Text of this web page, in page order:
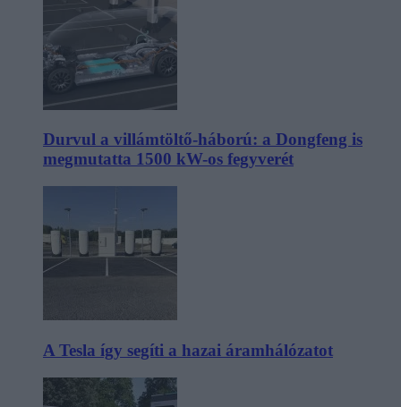
Durvul a villámtöltő-háború: a Dongfeng is
megmutatta 1500 kW-os fegyverét
A Tesla így segíti a hazai áramhálózatot